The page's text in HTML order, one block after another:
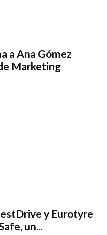
a Ana Gómez
Marketing
y Eurotyre
un...